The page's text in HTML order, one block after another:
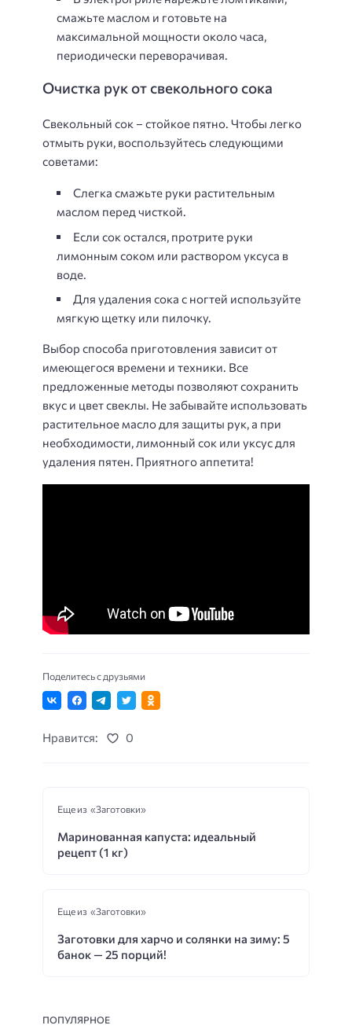
смажьте маслом и готовьте на
максимальной мощности около часа,
периодически переворачивая.
Очистка рук от свекольного сока
Свекольный сок – стойкое пятно. Чтобы легко
отмыть руки, воспользуйтесь следующими
советами:
Слегка смажьте руки растительным
маслом перед чисткой.
Если сок остался, протрите руки
лимонным соком или раствором уксуса в
воде.
Для удаления сока с ногтей используйте
мягкую щетку или пилочку.
Выбор способа приготовления зависит от
имеющегося времени и техники. Все
предложенные методы позволяют сохранить
вкус и цвет свеклы. Не забывайте использовать
растительное масло для защиты рук, а при
необходимости, лимонный сок или уксус для
удаления пятен. Приятного аппетита!
Поделитесь с друзьями
Нравится: 0
Еще из «Заготовки»
Маринованная капуста: идеальный
рецепт (1 кг)
Еще из «Заготовки»
Заготовки для харчо и солянки на зиму: 5
банок — 25 порций!
ПОПУЛЯРНОЕ